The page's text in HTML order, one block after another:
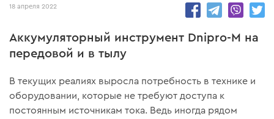
18 апреля 2022
Аккумуляторный инструмент Dnipro-M на
передовой и в тылу
В текущих реалиях выросла потребность в технике и
оборудовании, которые не требуют доступа к
постоянным источникам тока. Ведь иногда рядом